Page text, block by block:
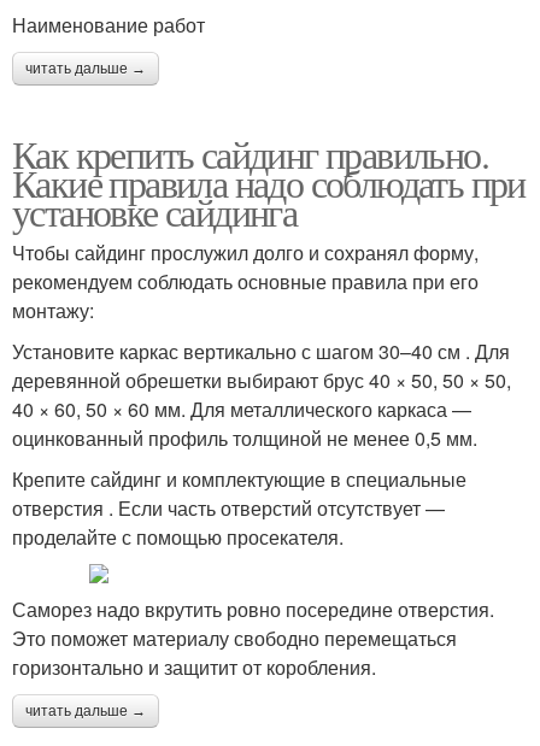
Наименование работ
читать дальше →
Как крепить сайдинг правильно.
Какие правила надо соблюдать при
установке сайдинга
Чтобы сайдинг прослужил долго и сохранял форму,
рекомендуем соблюдать основные правила при его
монтажу:
Установите каркас вертикально с шагом 30–40 см . Для
деревянной обрешетки выбирают брус 40 × 50, 50 × 50,
40 × 60, 50 × 60 мм. Для металлического каркаса —
оцинкованный профиль толщиной не менее 0,5 мм.
Крепите сайдинг и комплектующие в специальные
отверстия . Если часть отверстий отсутствует —
проделайте с помощью просекателя.
Саморез надо вкрутить ровно посередине отверстия.
Это поможет материалу свободно перемещаться
горизонтально и защитит от коробления.
читать дальше →